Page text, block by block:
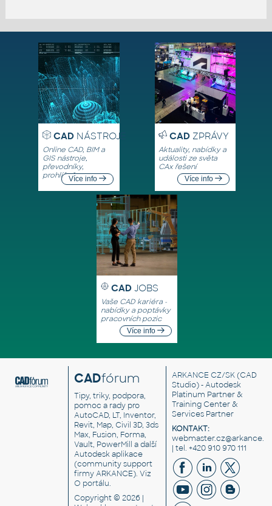
CADNÁSTROJE
Online CAD, BIM a
GIS nástroje,
převodníky,
prohlížečeVíce info
CADZPRÁVY
Aktuality, nabídky a
události ze světa
CAx řešení
Více info
CAD JOBS
Vaše CAD kariéra -
nabídky a poptávky
pracovních pozic
Více info
CADfórum
Tipy, triky, podpora,
pomoc a rady pro
AutoCAD, LT, Inventor,
Revit, Map, Civil 3D, 3ds
Max, Fusion, Forma,
Vault, PowerMill a další
Autodesk aplikace
(community support
firmy ARKANCE). Viz
O portálu.
Copyright © 2026 |
ARKANCE CZ/SK(CAD
Studio) - Autodesk
Platinum Partner &
Training Center &
Services Partner
KONTAKT:
| tel. +420 910 970 111